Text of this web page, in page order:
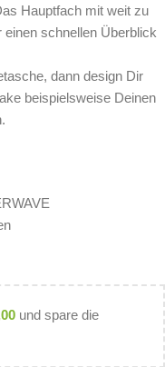
Hauptfach mit weit zu
schnellen Überblick
dann design Dir
beispielsweise Deinen
und spare die